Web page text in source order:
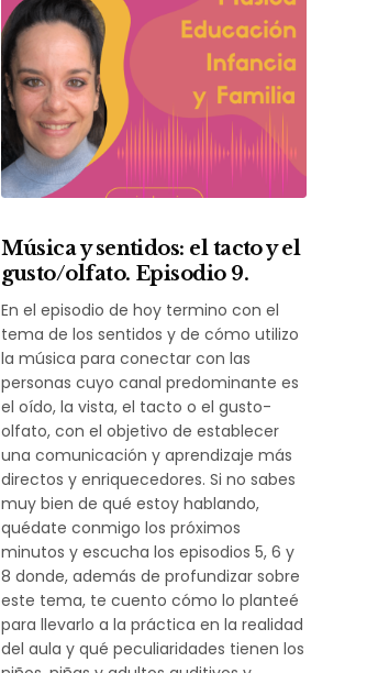
Música y sentidos: el tacto y el
gusto/olfato. Episodio 9.
En el episodio de hoy termino con el
tema de los sentidos y de cómo utilizo
la música para conectar con las
personas cuyo canal predominante es
el oído, la vista, el tacto o el gusto-
olfato, con el objetivo de establecer
una comunicación y aprendizaje más
directos y enriquecedores. Si no sabes
muy bien de qué estoy hablando,
quédate conmigo los próximos
minutos y escucha los episodios 5, 6 y
8 donde, además de profundizar sobre
este tema, te cuento cómo lo planteé
para llevarlo a la práctica en la realidad
del aula y qué peculiaridades tienen los